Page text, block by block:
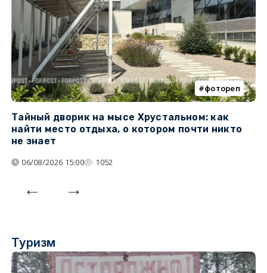
фотореп
Тайный дворик на мысе Хрустальном: как
найти место отдыха, о котором почти никто
не знает
06/08/2026 15:00 1052
Туризм